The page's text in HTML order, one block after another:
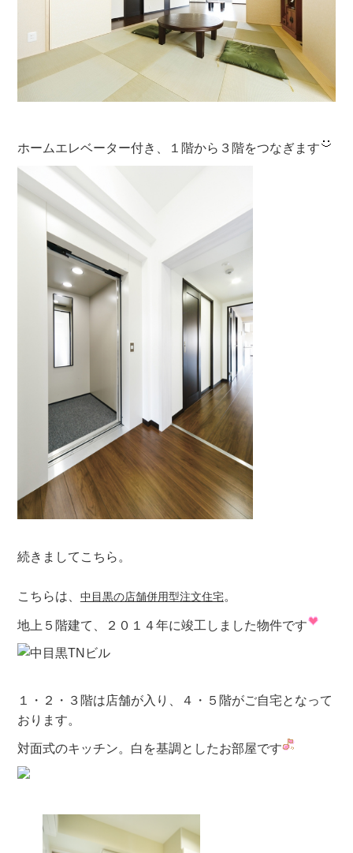
ホームエレベーター付き、１階から３階をつなぎます
続きましてこちら。
こちらは、 中目黒の店舗併用型注文住宅。
地上５階建て、２０１４年に竣工しました物件です
１・２・３階は店舗が入り、４・５階がご自宅となって
おります。
対面式のキッチン。白を基調としたお部屋です